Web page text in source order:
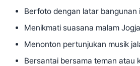
Berfoto dengan latar bangunan
Menikmati suasana malam Jogja
Menonton pertunjukan musik
Bersantai bersama teman atau